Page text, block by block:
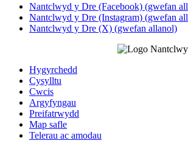
Nantclwyd y Dre (Facebook) (gwefan
Nantclwyd y Dre (Instagram) (gwefan
Nantclwyd y Dre (X) (gwefan allanol)
Hygyrchedd
Cysylltu
Cwcis
Argyfyngau
Preifatrwydd
Map safle
Telerau ac amodau